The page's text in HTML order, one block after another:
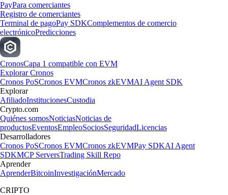
PayPara comerciantes
Registro de comerciantes
Terminal de pagoPay SDKComplementos de comercio
electrónicoPredicciones
CronosCapa 1 compatible con EVM
Explorar Cronos
Cronos PoSCronos EVMCronos zkEVMAI Agent SDK
Explorar
AfiliadoInstitucionesCustodia
Crypto.com
Quiénes somosNoticiasNoticias de
productosEventosEmpleoSociosSeguridadLicencias
Desarrolladores
Cronos PoSCronos EVMCronos zkEVMPay SDKAI Agent
SDKMCP ServersTrading Skill Repo
Aprender
AprenderBitcoinInvestigaciónMercado
CRIPTO